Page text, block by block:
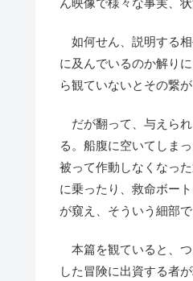
如何せん、説明する相
に及んでいるのか解り
ら観ていないとその繋
だが翻って、与えられ
る。船腹に空いてしま
被って作動しなくなっ
に乗ったり、救命ボー
が窺え、そういう細部で
本篇を観ていると、
した冒険に出資する者